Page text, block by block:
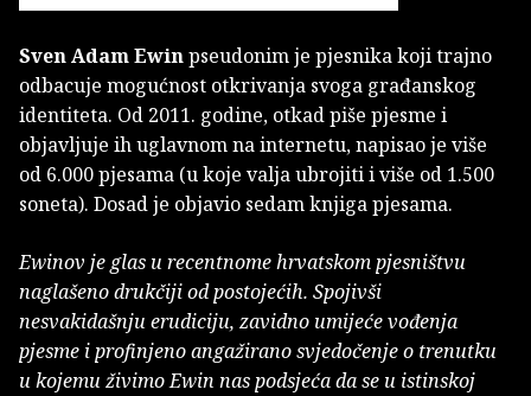
Sven Adam Ewinpseudonim je pjesnika koji trajno
odbacuje mogućnost otkrivanja svoga građanskog
identiteta. Od 2011. godine, otkad piše pjesme i
objavljuje ih uglavnom na internetu, napisao je više
od 6.000 pjesama (u koje valja ubrojiti i više od 1.500
soneta). Dosad je objavio sedam knjiga pjesama.
Ewinov je glas u recentnome hrvatskom pjesništvu
naglašeno drukčiji od postojećih. Spojivši
nesvakidašnju erudiciju, zavidno umijeće vođenja
pjesme i profinjeno angažirano svjedočenje o trenutku
u kojemu živimo Ewin nas podsjeća da se u istinskoj